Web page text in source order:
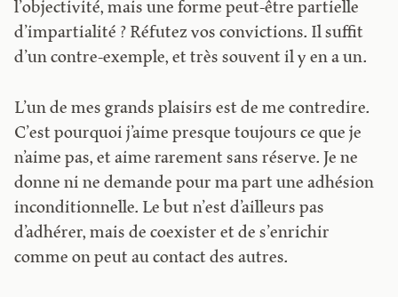
l’objectivité, mais une forme peut-être partielle
d’impartialité ? Réfutez vos convictions. Il suffit
d’un contre-exemple, et très souvent il y en a un.
L’un de mes grands plaisirs est de me contredire.
C’est pourquoi j’aime presque toujours ce que je
n’aime pas, et aime rarement sans réserve. Je ne
donne ni ne demande pour ma part une adhésion
inconditionnelle. Le but n’est d’ailleurs pas
d’adhérer, mais de coexister et de s’enrichir
comme on peut au contact des autres.